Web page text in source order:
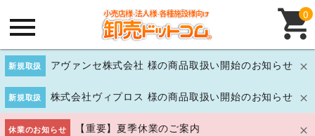
新規取扱 アヴァンセ株式会社 様の商品取扱い開始のお知らせ
新規取扱 株式会社ヴィプロス 様の商品取扱い開始のお知らせ
休業のお知らせ 【重要】夏季休業のご案内
0